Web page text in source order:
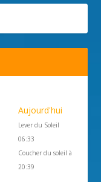
Aujourd'hui
Lever du Soleil
06:33
Coucher du soleil à
20:39